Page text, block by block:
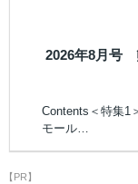
2026年8月号
Contents＜特集1
モール…
【PR】